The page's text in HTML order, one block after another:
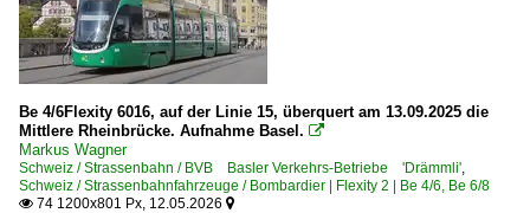
Be 4/6Flexity 6016, auf der Linie 15, überquert am 13.09.2025 die
Mittlere Rheinbrücke. Aufnahme Basel. 
Markus Wagner
Schweiz / Strassenbahn / BVB Basler Verkehrs-Betriebe 'Drämmli',
Schweiz / Strassenbahnfahrzeuge / Bombardier | Flexity 2 | Be 4/6, Be 6/8
 74 1200x801 Px, 12.05.2026 